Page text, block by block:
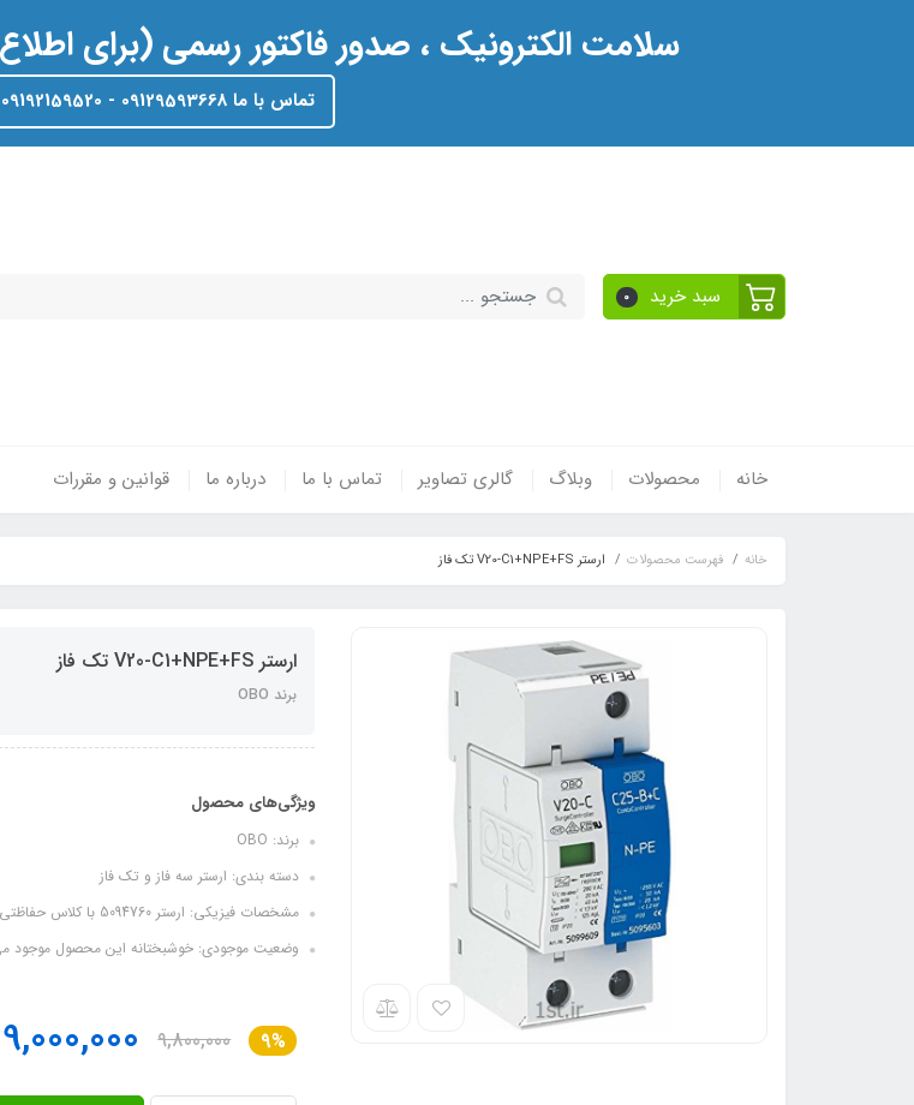
سلامت الکترونیک ، صدور فاکتور رسمی (برای
تماس با ما 09129593668 - 09192159520 - 02177370459
سبد خرید 0
خانه محصولات وبلاگ گالری تصاویر تماس با ما درباره ما قوانین و مقررات
خانه فهرست محصولات ارستر V20-C1+NPE+FS تک فاز
ارستر V20-C1+NPE+FS تک فاز
برند OBO
ویژگی‌های محصول
برند: OBO
دسته بندی: ارستر سه فاز و تک فاز
مشخصات فیزیکی: ارستر 5094760 با کلاس حفاظتی C مدل V20-C 1+NPE+FS
وضعیت موجودی: خوشبختانه این محصول موجود
9%
9,800,000
9,000,000